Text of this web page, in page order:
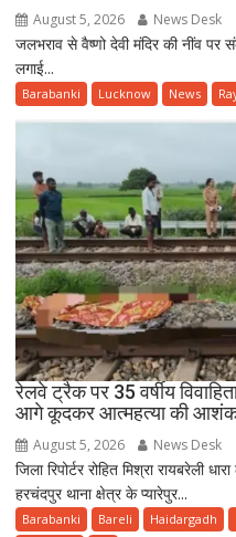
August 5, 2026 News Desk
जलभराव से वैष्णो देवी मंदिर की नींव
लगाई...
Barabanki Lucknow News
रेलवे ट्रैक पर 35 वर्षीय
आगे कूदकर आत्महत्या की
August 5, 2026 News Desk
जिला रिपोर्टर रोहित मिश्रा रायबरेली
हरचंदपुर थाना क्षेत्र के प्यारेपुर...
Barabanki Bareli Haidargadh